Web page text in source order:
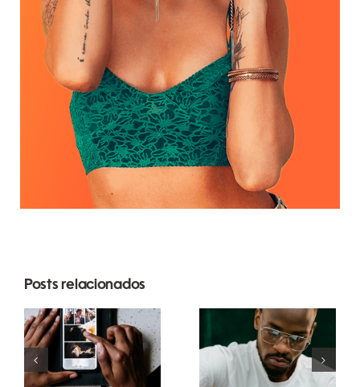
Posts relacionados
Melhores
apps para
animar fotos
e criar posts
Top 17 Dicas
Avançadas
para